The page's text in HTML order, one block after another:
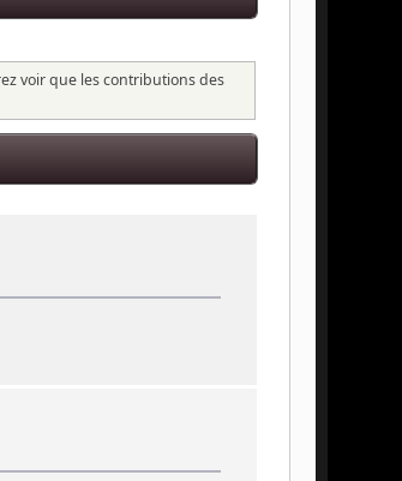
voir que les contributions des